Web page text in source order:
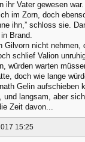
ihr Vater gewesen
im Zorn, doch
ihn,” schloss sie.
Brand.
Gilvorn nicht nehmen,
schlief Valion
würden warten
doch wie lange
Gelin aufschieben
langsam, aber
Zeit davon...
15:25